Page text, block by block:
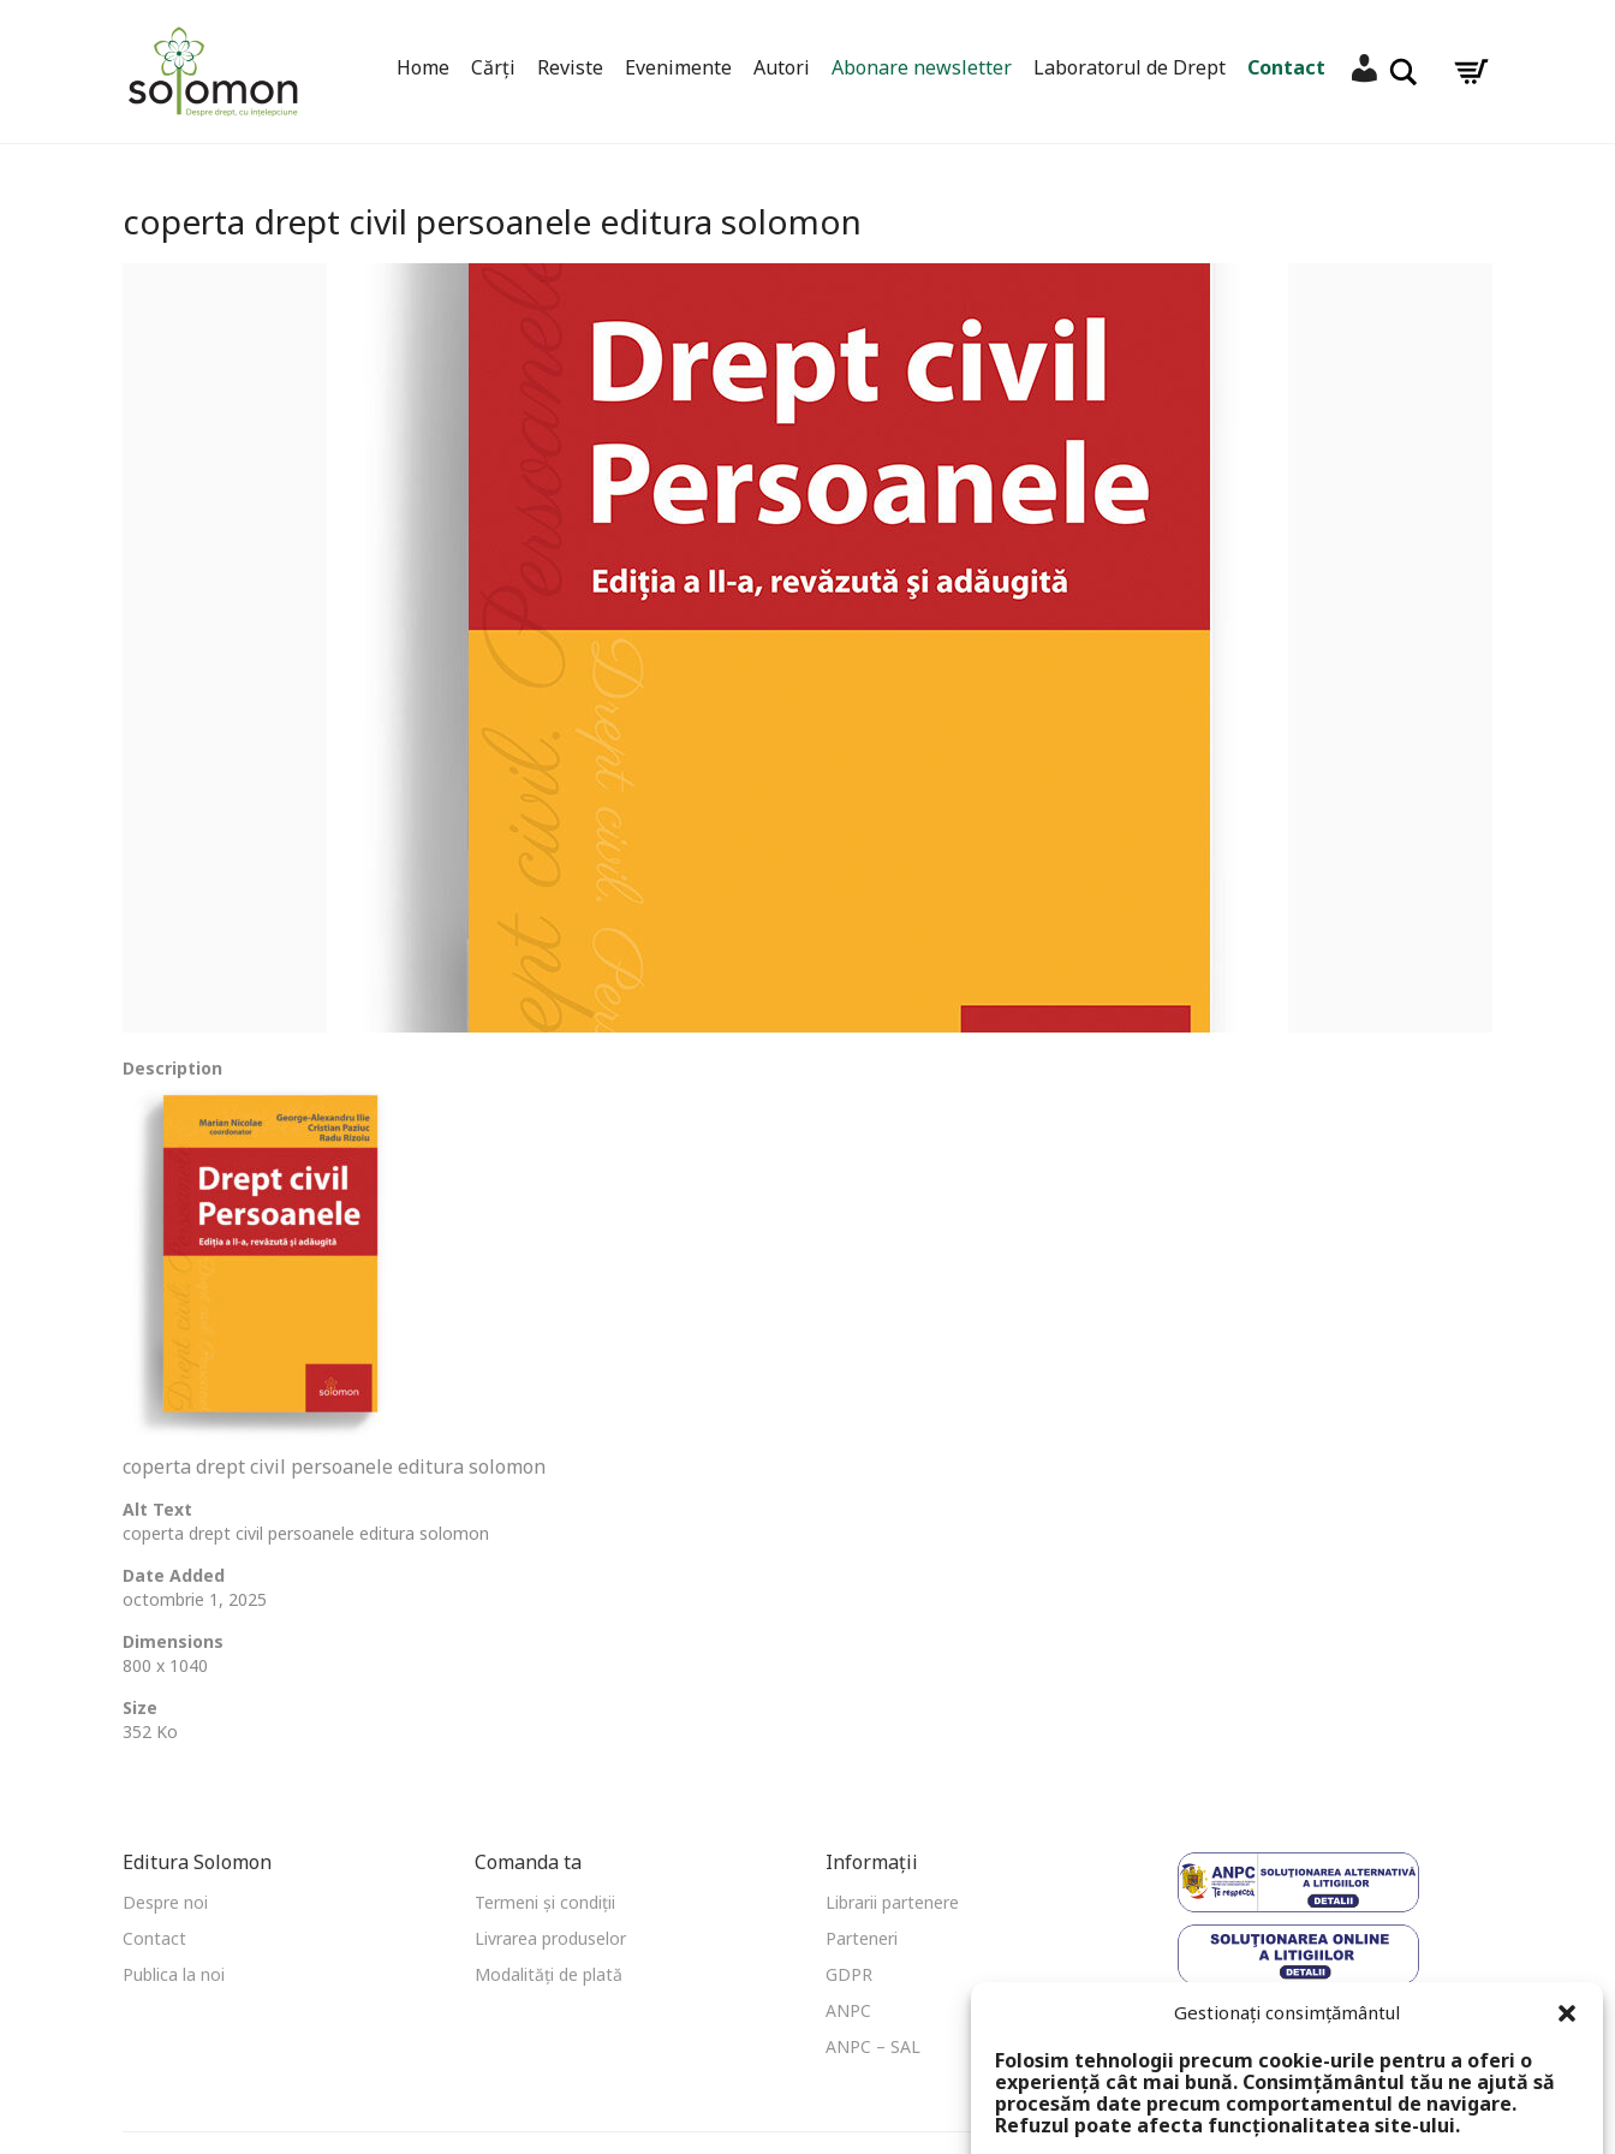
Gestionați consimțământul
Folosim tehnologii precum cookie-urile pentru a oferi o
experiență cât mai bună. Consimțământul tău ne ajută să
procesăm date precum comportamentul de navigare.
Refuzul poate afecta funcționalitatea site-ului.
Home Cărți Reviste Evenimente Autori Abonare newsletter Laboratorul de Drept Contact Contul meuCaută
coperta drept civil persoanele editura solomon
Description
coperta drept civil persoanele editura solomon
Alt Text
coperta drept civil persoanele editura solomon
Date Added
octombrie 1, 2025
Dimensions
800 x 1040
Size
352 Ko
Editura Solomon
Despre noi
Contact
Publica la noi
Comanda ta
Termeni și condiții
Livrarea produselor
Modalități de plată
Informații
Librarii partenere
Parteneri
GDPR
ANPC
ANPC – SAL